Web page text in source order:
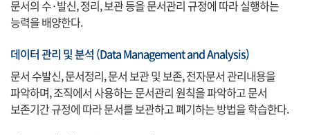
문서의 수·발신, 정리, 보관 등을 문서관리 규정에 따라 실행하는
능력을 배양한다.
데이터 관리 및 분석 (Data Management and Analysis)
문서 수발신, 문서정리, 문서 보관 및 보존, 전자문서 관리내용을
파악하며, 조직에서 사용하는 문서관리 원칙을 파악하고 문서
보존기간 규정에 따라 문서를 보관하고 폐기하는 방법을 학습한다.